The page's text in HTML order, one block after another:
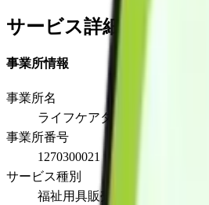
サービス詳細
事業所情報
事業所名
ライフケアタカサ千葉支店
事業所番号
1270300021
サービス種別
福祉用具販売